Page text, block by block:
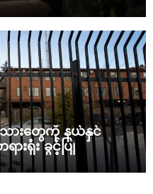
သားတွေကို နယ်နှင်
ားရုံး ခွင့်ပြု